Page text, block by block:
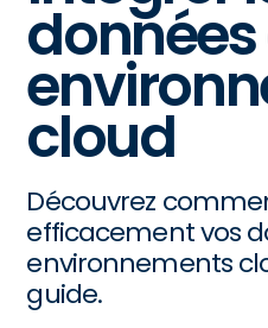
cloud
Découvrez
efficacement vos
environnements
guide.